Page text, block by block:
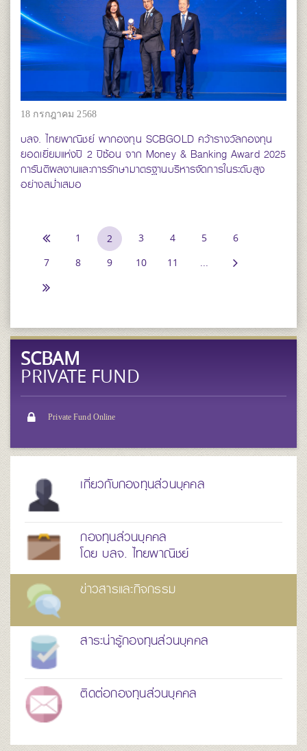
18 กรกฎาคม 2568
บลจ. ไทยพาณิชย์ พากองทุน SCBGOLD คว้ารางวัลกองทุน
ยอดเยี่ยมแห่งปี 2 ปีซ้อน จาก Money & Banking Award 2025
การันตีผลงานและการรักษามาตรฐานบริหารจัดการในระดับสูง
อย่างสม่ำเสมอ
1 2 3 4 5
6
7
8 9 10 11 ...
SCBAM
PRIVATE FUND
Private Fund Online
เกี่ยวกับกองทุนส่วนบุคคล
กองทุนส่วนบุคคล
โดย บลจ. ไทยพาณิชย์
ข่าวสารและกิจกรรม
สาระน่ารู้กองทุนส่วนบุคคล
ติดต่อกองทุนส่วนบุคคล